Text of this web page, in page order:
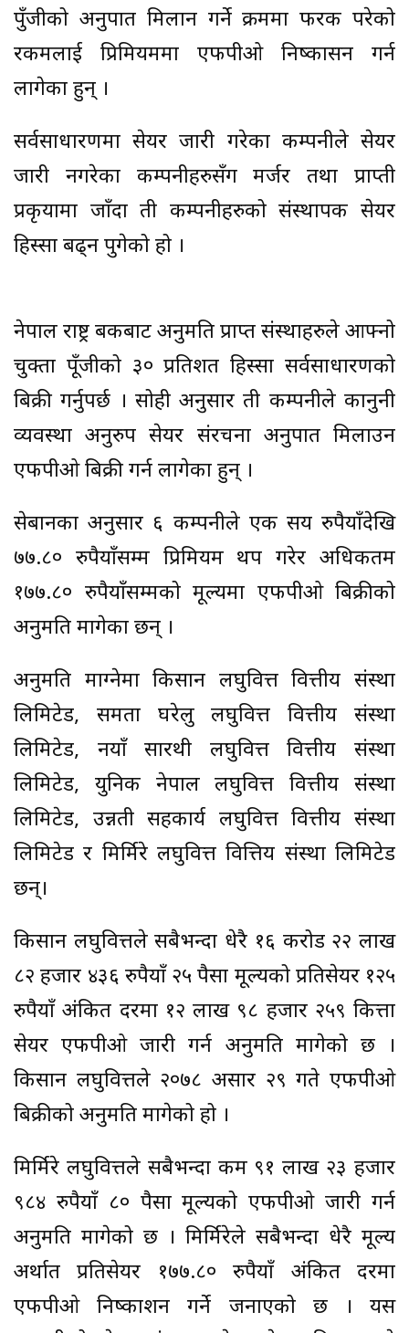
पुँजीको अनुपात मिलान गर्ने क्रममा फरक परेको
रकमलाई प्रिमियममा एफपीओ निष्कासन गर्न
लागेका हुन् ।
सर्वसाधारणमा सेयर जारी गरेका कम्पनीले सेयर
जारी नगरेका कम्पनीहरुसँग मर्जर तथा प्राप्ती
प्रकृयामा जाँदा ती कम्पनीहरुको संस्थापक सेयर
हिस्सा बढ्न पुगेको हो ।
नेपाल राष्ट्र बैंकबाट अनुमति प्राप्त संस्थाहरुले आफ्नो
चुक्ता पूँजीको ३० प्रतिशत हिस्सा सर्वसाधारणको
बिक्री गर्नुपर्छ । सोही अनुसार ती कम्पनीले कानुनी
व्यवस्था अनुरुप सेयर संरचना अनुपात मिलाउन
एफपीओ बिक्री गर्न लागेका हुन् ।
सेबानका अनुसार ६ कम्पनीले एक सय रुपैयाँदेखि
७७.८० रुपैयाँसम्म प्रिमियम थप गरेर अधिकतम
१७७.८० रुपैयाँसम्मको मूल्यमा एफपीओ बिक्रीको
अनुमति मागेका छन् ।
अनुमति माग्नेमा किसान लघुवित्त वित्तीय संस्था
लिमिटेड, समता घरेलु लघुवित्त वित्तीय संस्था
लिमिटेड, नयाँ सारथी लघुवित्त वित्तीय संस्था
लिमिटेड, युनिक नेपाल लघुवित्त वित्तीय संस्था
लिमिटेड, उन्नती सहकार्य लघुवित्त वित्तीय संस्था
लिमिटेड र मिर्मिरे लघुवित्त वित्तिय संस्था लिमिटेड
छन्।
किसान लघुवित्तले सबैभन्दा धेरै १६ करोड २२ लाख
८२ हजार ४३६ रुपैयाँ २५ पैसा मूल्यको प्रतिसेयर १२५
रुपैयाँ अंकित दरमा १२ लाख ९८ हजार २५९ कित्ता
सेयर एफपीओ जारी गर्न अनुमति मागेको छ ।
किसान लघुवित्तले २०७८ असार २९ गते एफपीओ
बिक्रीको अनुमति मागेको हो ।
मिर्मिरे लघुवित्तले सबैभन्दा कम ९१ लाख २३ हजार
९८४ रुपैयाँ ८० पैसा मूल्यको एफपीओ जारी गर्न
अनुमति मागेको छ । मिर्मिरेले सबैभन्दा धेरै मूल्य
अर्थात प्रतिसेयर १७७.८० रुपैयाँ अंकित दरमा
एफपीओ निष्काशन गर्ने जनाएको छ । यस